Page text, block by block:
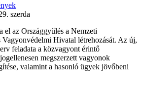
szerda
el az Országgyűlés a Nemzeti
Vagyonvédelmi Hivatal létrehozását. Az új,
feladata a közvagyont érintő
megszerzett vagyonok
valamint a hasonló ügyek jövőbeni